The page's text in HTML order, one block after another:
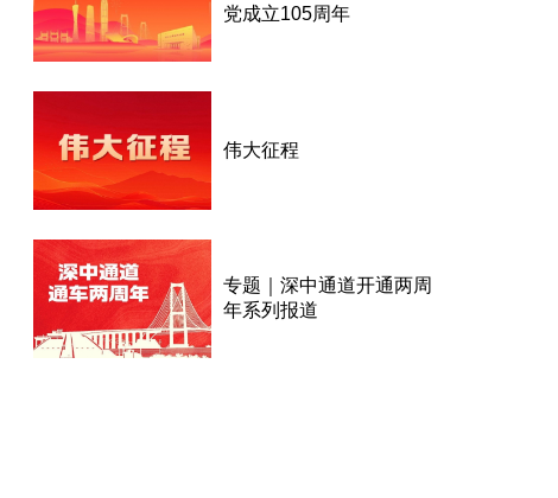
党成立105周年
伟大征程
专题｜深中通道开通两周
年系列报道